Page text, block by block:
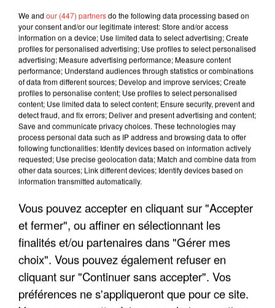
LES INTERVIEWS CHANTE
FRANCE
"JE SUIS À DISPOSITION DES
ENFOIRÉS"
We and our (447) partnersdo the following data processing based on
your consent and/or our legitimate interest: Store and/or access
information on a device; Use limited data to select advertising; Create
profiles for personalised advertising; Use profiles to select personalised
advertising; Measure advertising performance; Measure content
performance; Understand audiences through statistics or combinations
of data from different sources; Develop and improve services; Create
profiles to personalise content; Use profiles to select personalised
content; Use limited data to select content; Ensure security, prevent and
detect fraud, and fix errors; Deliver and present advertising and content;
Save and communicate privacy choices. These technologies may
process personal data such as IP address and browsing data to offer
following functionalities: Identify devices based on information actively
requested; Use precise geolocation data; Match and combine data from
other data sources; Link different devices; Identify devices based on
information transmitted automatically.
Vous pouvez accepter en cliquant sur "Accepter
et fermer", ou affiner en sélectionnant les
finalités et/ou partenaires dans "Gérer mes
choix". Vous pouvez également refuser en
cliquant sur "Continuer sans accepter". Vos
préférences ne s'appliqueront que pour ce site.